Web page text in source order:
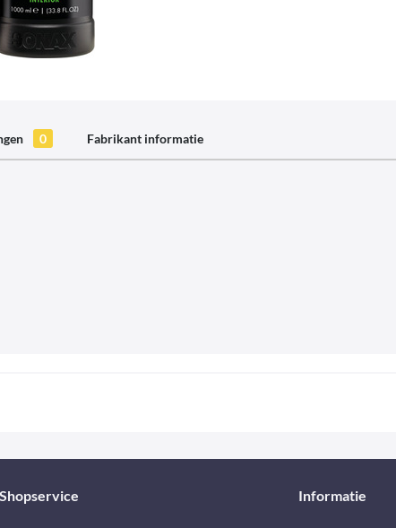
0 Fabrikant informatie
Shopservice Informatie